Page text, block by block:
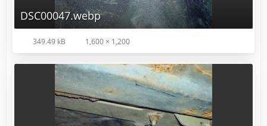
DSC00047.webp
349.49 kB 1,600 × 1,200